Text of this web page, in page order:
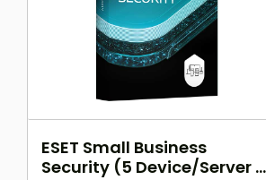
ESET Small Business
Security (5 Device/Server -